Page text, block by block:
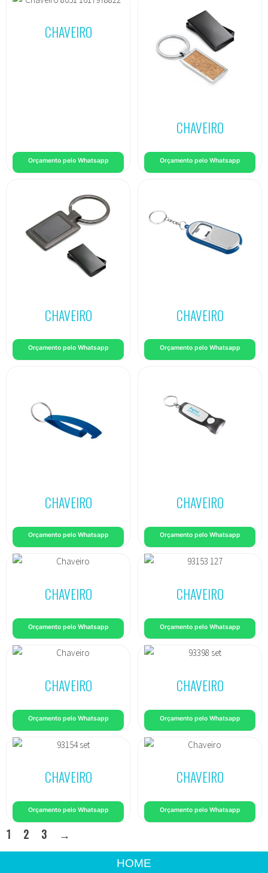
CHAVEIRO
Orçamento pelo Whatsapp
CHAVEIRO
Orçamento pelo Whatsapp
CHAVEIRO
Orçamento pelo Whatsapp
CHAVEIRO
Orçamento pelo Whatsapp
CHAVEIRO
Orçamento pelo Whatsapp
CHAVEIRO
Orçamento pelo Whatsapp
CHAVEIRO
Orçamento pelo Whatsapp
CHAVEIRO
Orçamento pelo Whatsapp
CHAVEIRO
Orçamento pelo Whatsapp
CHAVEIRO
Orçamento pelo Whatsapp
CHAVEIRO
Orçamento pelo Whatsapp
CHAVEIRO
Orçamento pelo Whatsapp
1 2 3 →
HOME